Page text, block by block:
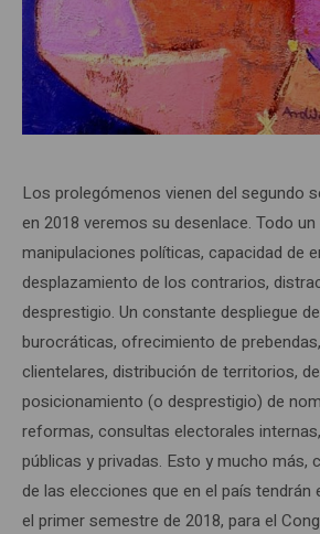
Los prolegómenos vienen del segundo
en 2018 veremos su desenlace. Todo
manipulaciones políticas, capacidad de
desplazamiento de los contrarios,
desprestigio. Un constante despliegue
burocráticas, ofrecimiento de
clientelares, distribución de territorios,
posicionamiento (o desprestigio) de
reformas, consultas electorales
públicas y privadas. Esto y mucho más,
de las elecciones que en el país tendrán
el primer semestre de 2018, para el